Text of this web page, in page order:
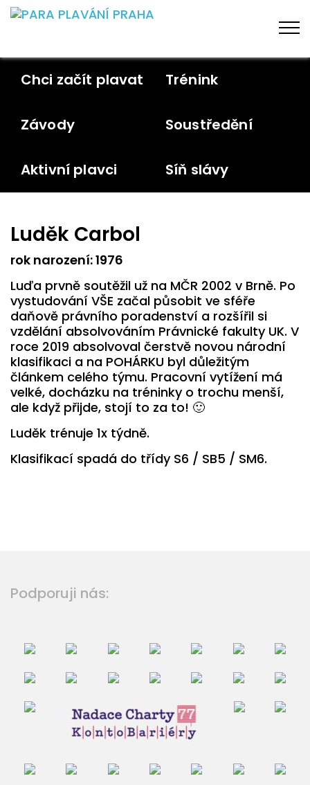
Chci začít plavat Trénink
Závody Soustředění
Aktivní plavci Síň slávy
Luděk Carbol
rok narození: 1976
Luďa prvně soutěžil už na MČR 2002 v Brně. Po
vystudování VŠE začal působit ve sféře
daňově právního poradenství a rozšířil si
vzdělání absolvováním Právnické fakulty UK. V
roce 2019 absolvoval čerstvě novou národní
klasifikaci a na POHÁRKU byl důležitým
článkem celého týmu. Pracovní vytížení má
velké, docházku na tréninky o trochu menší,
ale když přijde, stojí to za to! 🙂
Luděk trénuje 1x týdně.
Klasifikací spadá do třídy S6 / SB5 / SM6.
Podporuji nás: